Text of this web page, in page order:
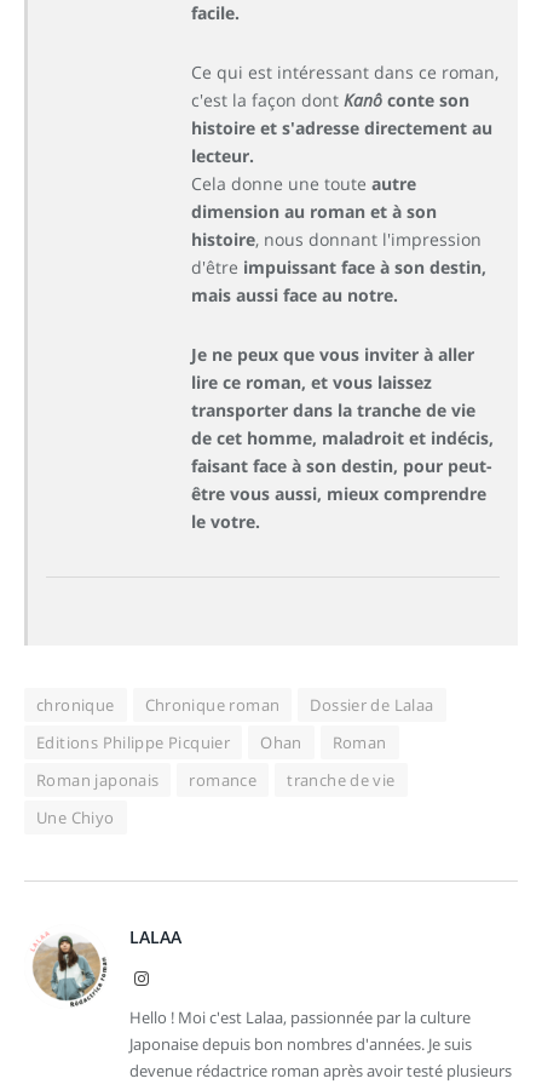
facile.
Ce qui est intéressant dans ce roman,
c'est la façon dont Kanô conte son
histoire et s'adresse directement au
lecteur.
Cela donne une toute autre
dimension au roman et à son
histoire, nous donnant l'impression
d'être impuissant face à son destin,
mais aussi face au notre.
Je ne peux que vous inviter à aller
lire ce roman, et vous laissez
transporter dans la tranche de vie
de cet homme, maladroit et indécis,
faisant face à son destin, pour peut-
être vous aussi, mieux comprendre
le votre.
chronique Chronique roman
Dossier de Lalaa
Editions Philippe Picquier
Ohan
Roman
Roman japonais
romance
tranche de vie
Une Chiyo
LALAA
Instagram
Hello ! Moi c'est Lalaa, passionnée par la culture
Japonaise depuis bon nombres d'années. Je suis
devenue rédactrice roman après avoir testé plusieurs